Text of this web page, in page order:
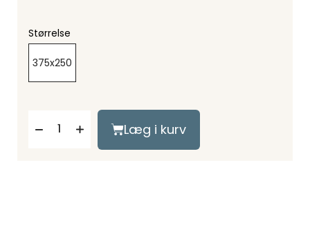
Størrelse
375x250
Læg i kurv